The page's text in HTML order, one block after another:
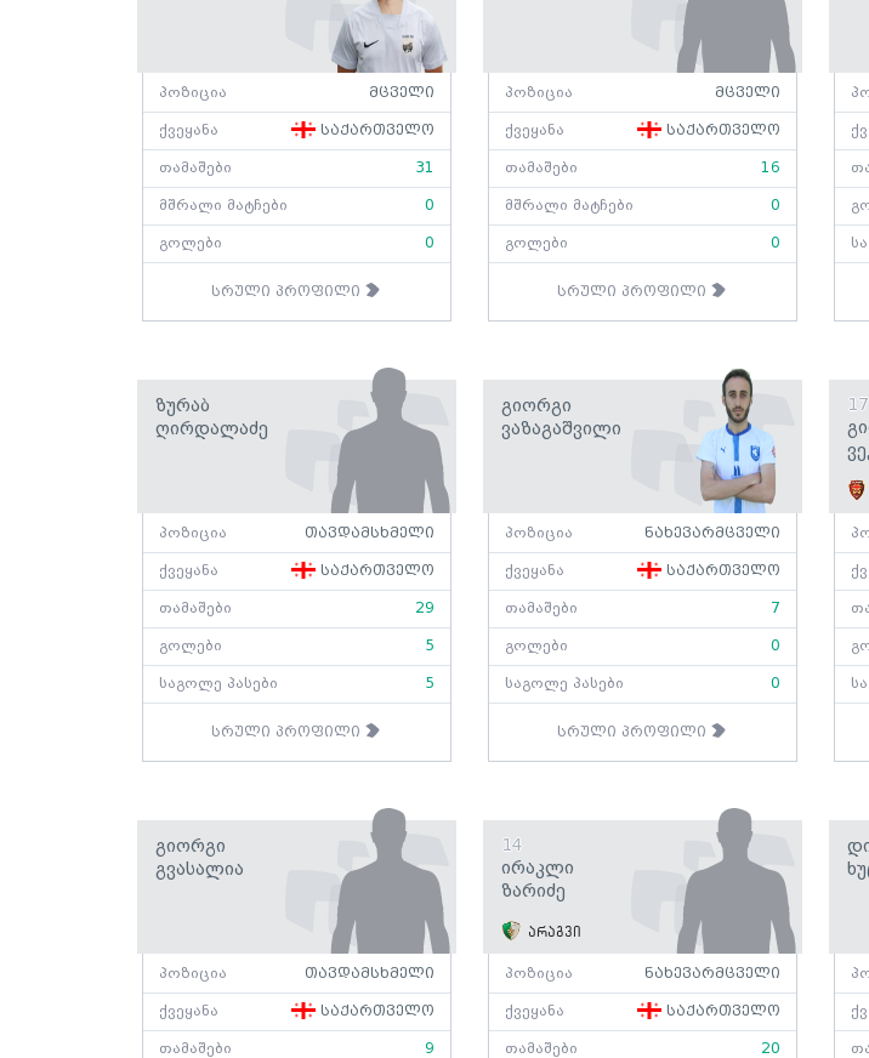
პოზიცია მცველი
ქვეყანა საქართველო
თამაშები 31
მშრალი მატჩები 0
გოლები 0
სრული პროფილი
პოზიცია მცველი
ქვეყანა საქართველო
თამაშები 16
მშრალი მატჩები 0
გოლები 0
სრული პროფილი
Ზურაბ
Ღირდალაძე
პოზიცია თავდამსხმელი
ქვეყანა საქართველო
თამაშები 29
გოლები 5
საგოლე პასები 5
სრული პროფილი
Გიორგი
Ვაზაგაშვილი
პოზიცია ნახევარმცველი
ქვეყანა საქართველო
თამაშები 7
გოლები 0
საგოლე პასები 0
სრული პროფილი
17
Გიორგი
Გვასალია
პოზიცია თავდამსხმელი
ქვეყანა საქართველო
თამაშები 9
14
Ირაკლი
Ზარიძე
არაგვი
პოზიცია ნახევარმცველი
ქვეყანა საქართველო
თამაშები 20